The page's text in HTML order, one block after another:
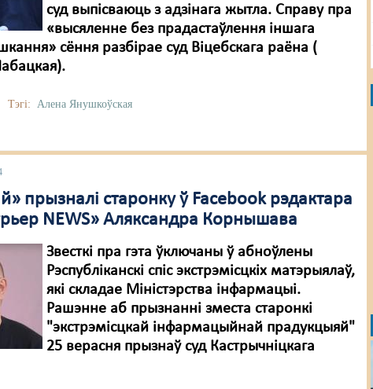
суд выпісваюць з адзінага жытла. Справу пра
«высяленне без прадастаўлення іншага
сёння разбірае суд Віцебскага раёна (
Тэгі: Алена Янушкоўская
прызналі старонку ў Facebook рэдактара
NEWS» Аляксандра Корнышава
Звесткі пра гэта ўключаны ў абноўлены
Рэспубліканскі спіс экстрэмісцкіх матэрыялаў,
які складае Міністэрства інфармацыі.
Рашэнне аб прызнанні зместа старонкі
"экстрэмісцкай інфармацыйнай прадукцыяй"
25 верасня прызнаў суд Кастрычніцкага